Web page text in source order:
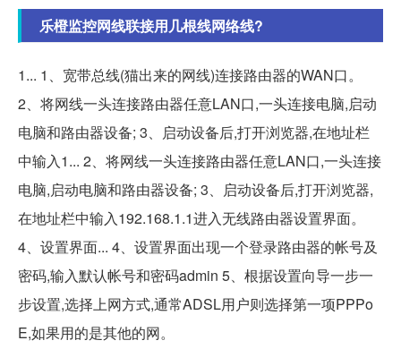
乐橙监控网线联接用几根线网络线?
1... 1、宽带总线(猫出来的网线)连接路由器的WAN口。
2、将网线一头连接路由器任意LAN口,一头连接电脑,启动
电脑和路由器设备; 3、启动设备后,打开浏览器,在地址栏
中输入1... 2、将网线一头连接路由器任意LAN口,一头连接
电脑,启动电脑和路由器设备; 3、启动设备后,打开浏览器,
在地址栏中输入192.168.1.1进入无线路由器设置界面。
4、设置界面... 4、设置界面出现一个登录路由器的帐号及
密码,输入默认帐号和密码admin 5、根据设置向导一步一
步设置,选择上网方式,通常ADSL用户则选择第一项PPPo
E,如果用的是其他的网。